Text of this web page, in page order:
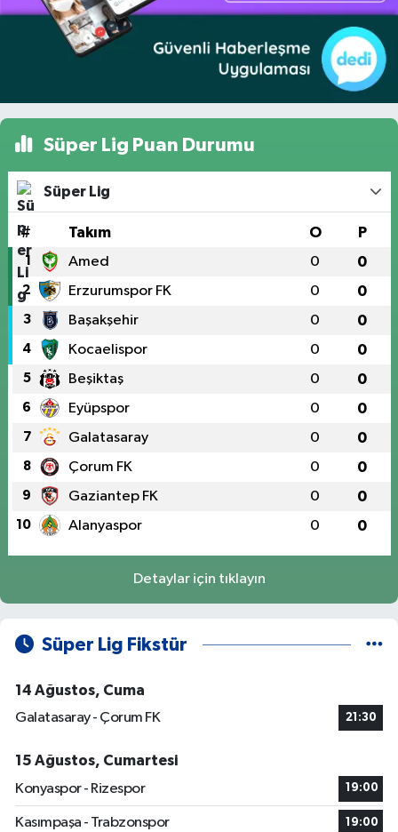
Süper Lig Puan Durumu
Süper Lig
# Takım O P
1 Amed 0 0
2 Erzurumspor FK 0 0
3 Başakşehir 0 0
4 Kocaelispor 0 0
5 Beşiktaş 0 0
6 Eyüpspor 0 0
7 Galatasaray 0 0
8 Çorum FK 0 0
9 Gaziantep FK 0 0
10 Alanyaspor 0 0
Detaylar için tıklayın
Süper Lig Fikstür
14 Ağustos, Cuma
Galatasaray - Çorum FK
21:30
15 Ağustos, Cumartesi
Konyaspor - Rizespor
19:00
Kasımpaşa - Trabzonspor 19:00